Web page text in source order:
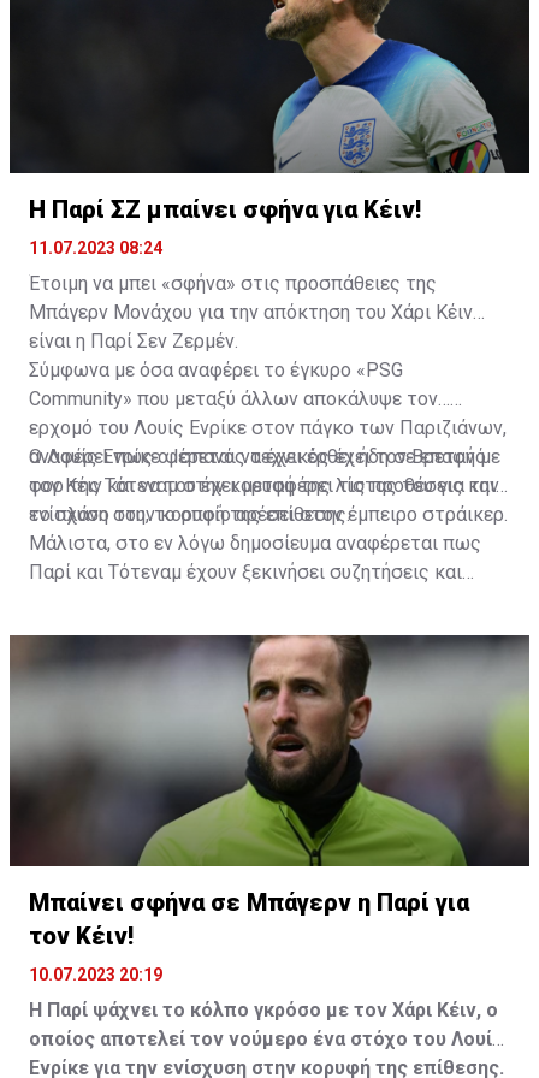
Η Παρί ΣΖ μπαίνει σφήνα για Κέιν!
11.07.2023 08:24
Έτοιμη να μπει «σφήνα» στις προσπάθειες της
Μπάγερν Μονάχου για την απόκτηση του Χάρι Κέιν
είναι η Παρί Σεν Ζερμέν.
Σύμφωνα με όσα αναφέρει το έγκυρο «PSG
Community» που μεταξύ άλλων αποκάλυψε τον…
ερχομό του Λουίς Ενρίκε στον πάγκο των Παριζιάνων,
αναφέρει πως ο Ισπανός τεχνικός έχει τον Βρετανό
φορ της Τότεναμ στην κορυφή της λίστας του για την
ενίσχυση στην κορυφή της επίθεσης.
Ο Λουίς Ενρίκε φέρεται να έχει έρθει ήδη σε επαφή με
τον Κέιν και να του έχει μεταφέρει τις προθέσεις και
το πλάνο του, το οποίο αρέσει στον έμπειρο στράικερ.
Μάλιστα, στο εν λόγω δημοσίευμα αναφέρεται πως
Παρί και Τότεναμ έχουν ξεκινήσει συζητήσεις και
τραπέζι έχει πέσει ήδη και το όνομα του Φαμπιάν
Ρουίθ για έμψυχο αντάλλαγμα, συν ένα μεγάλο
χρηματικό ποσό.
Μπαίνει σφήνα σε Μπάγερν η Παρί για
τον Κέιν!
10.07.2023 20:19
Η Παρί ψάχνει το κόλπο γκρόσο με τον Χάρι Κέιν, ο
οποίος αποτελεί τον νούμερο ένα στόχο του Λουίς
Ενρίκε για την ενίσχυση στην κορυφή της επίθεσης.